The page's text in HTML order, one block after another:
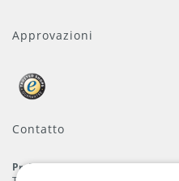
Approvazioni
Contatto
ProFlags B.V.